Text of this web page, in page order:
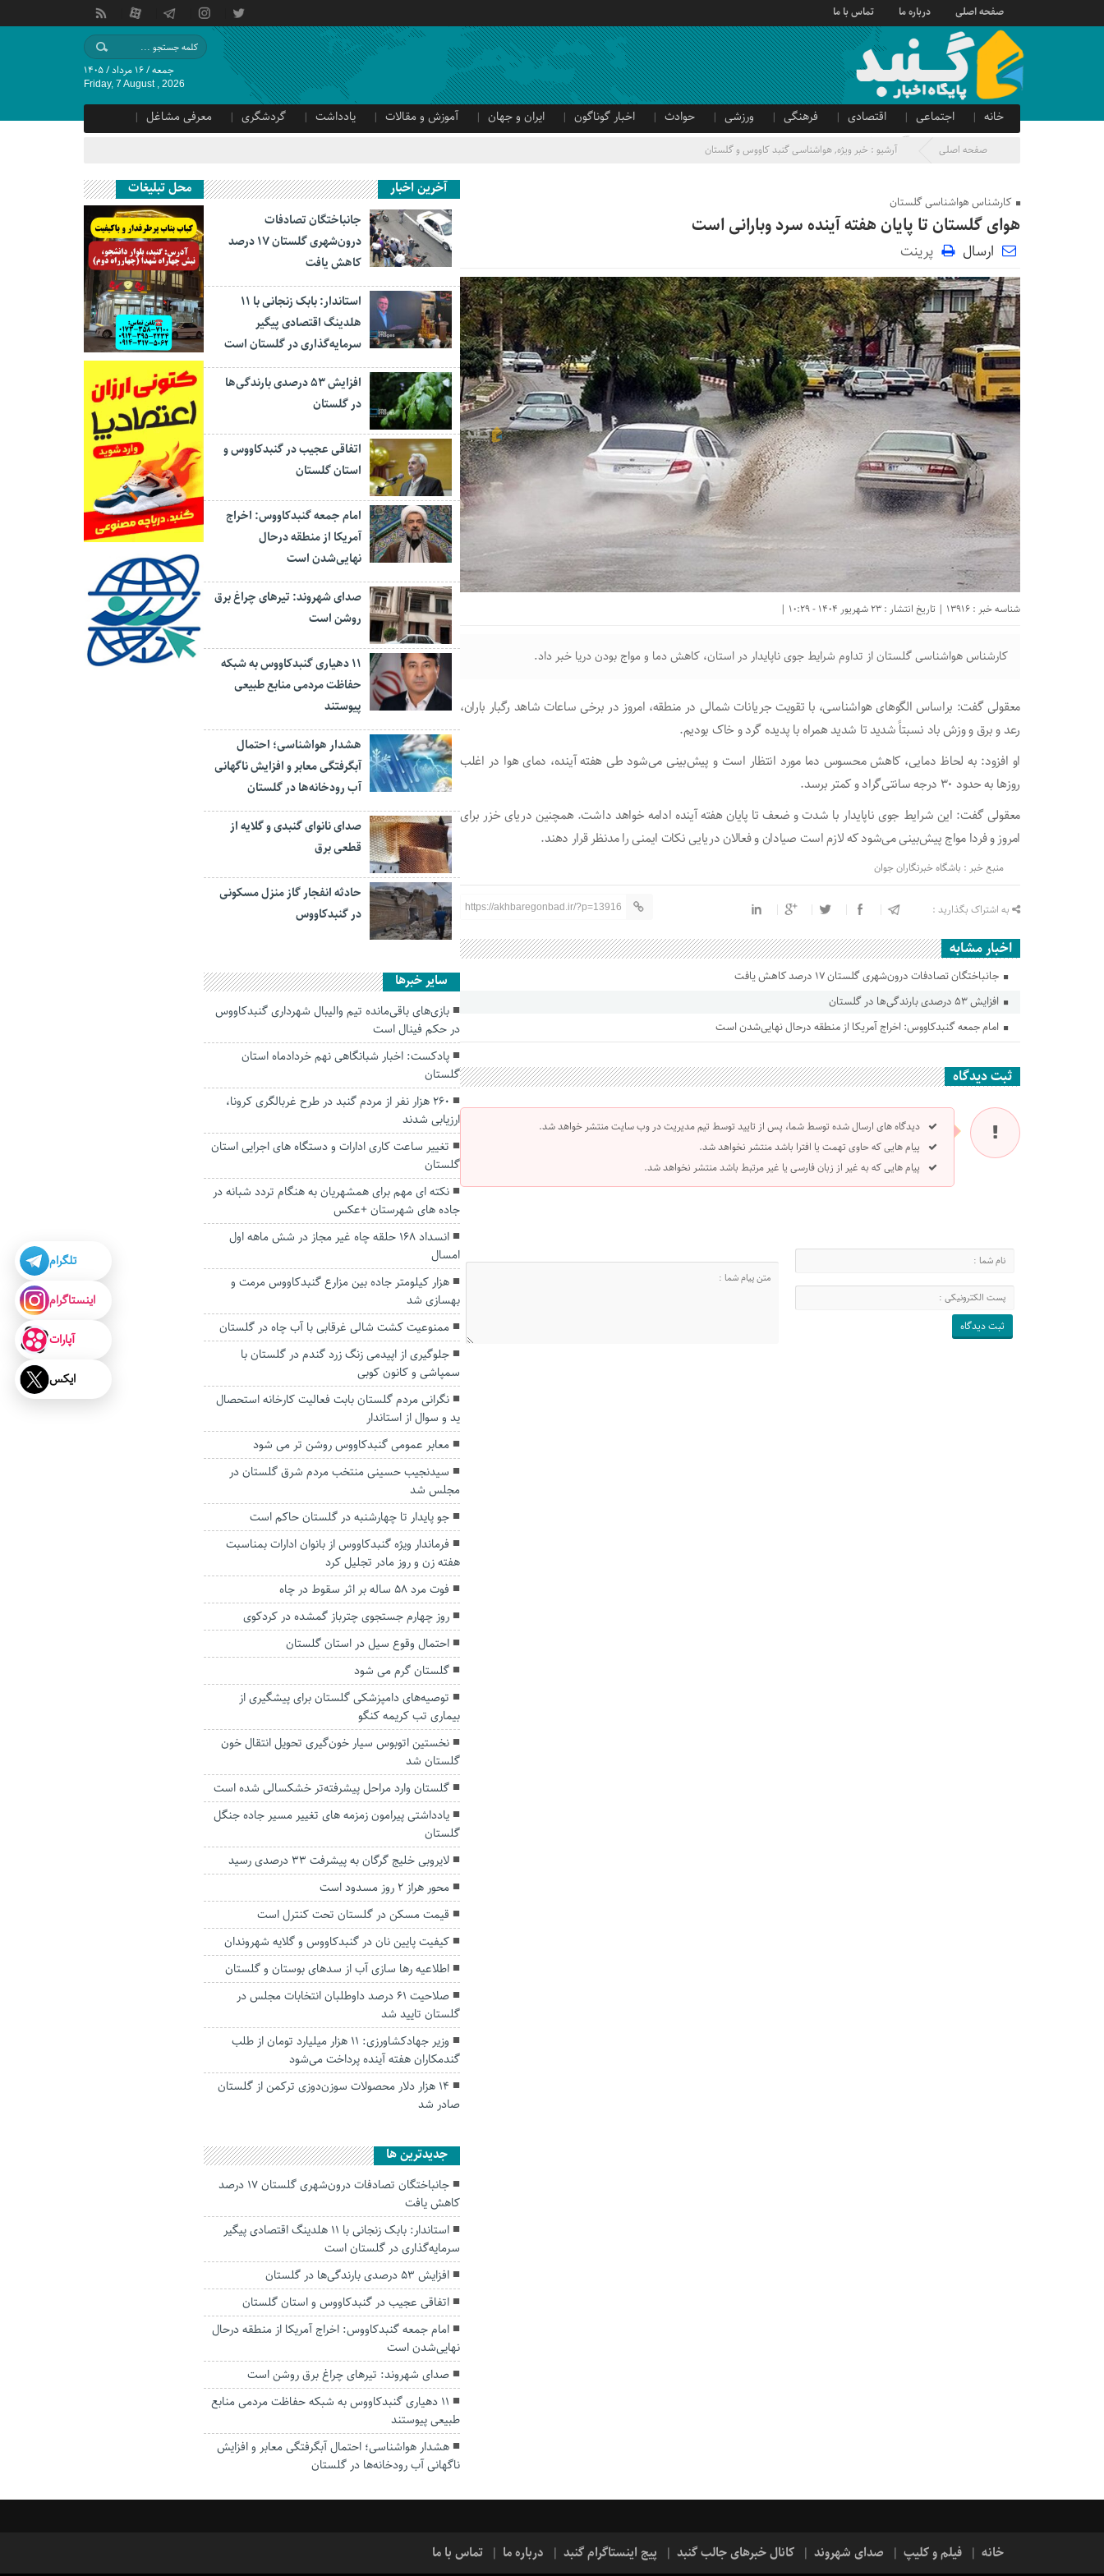
صفحه اصلی درباره ما تماس با ما
جمعه / ۱۶ مرداد / ۱۴۰۵
Friday, 7 August , 2026
خانه اجتماعی اقتصادی فرهنگی ورزشی حوادث اخبار گوناگون ایران و جهان آموزش و مقالات یادداشت گردشگری
معرفی مشاغل
صدای شهروند
آگهی دولتی صفحه اصلی آرشیو :خبر ویژه,هواشناسی گنبد کاووس و گلستان
کارشناس هواشناسی گلستان
هوای گلستان تا پایان هفته آینده سرد وبارانی است
ارسال پرینت
شناسه خبر : 13916 | تاریخ انتشار : 23 شهریور 1404 - 10:29 |
کارشناس هواشناسی گلستان از تداوم شرایط جوی ناپایدار در استان، کاهش دما و مواج بودن دریا خبر داد.
معقولی گفت: براساس الگو‌های هواشناسی، با تقویت جریانات شمالی در منطقه، امروز در برخی ساعات شاهد رگبار باران،
رعد و برق و وزش باد نسبتاً شدید تا شدید همراه با پدیده گرد و خاک بودیم.
او افزود: به لحاظ دمایی، کاهش محسوس دما مورد انتظار است و پیش‌بینی می‌شود طی هفته آینده، دمای هوا در اغلب
روز‌ها به حدود ۳۰ درجه سانتی‌گراد و کمتر برسد.
معقولی گفت: این شرایط جوی ناپایدار با شدت و ضعف تا پایان هفته آینده ادامه خواهد داشت. همچنین دریای خزر برای
امروز و فردا مواج پیش‌بینی می‌شود که لازم است صیادان و فعالان دریایی نکات ایمنی را مدنظر قرار دهند.
منبع خبر : باشگاه خبرنگاران جوان
به اشتراک بگذارید : https://akhbaregonbad.ir/?p=13916
اخبار مشابه
جانباختگان تصادفات درون‌شهری گلستان ۱۷ درصد کاهش یافت
افزایش ۵۳ درصدی بارندگی‌ها در گلستان
امام جمعه گنبدکاووس: اخراج آمریکا از منطقه درحال نهایی‌شدن است
ثبت دیدگاه
دیدگاه های ارسال شده توسط شما، پس از تایید توسط تیم مدیریت در وب سایت منتشر خواهد شد.
پیام هایی که حاوی تهمت یا افترا باشد منتشر نخواهد شد.
پیام هایی که به غیر از زبان فارسی یا غیر مرتبط باشد منتشر نخواهد شد.
آخرین اخبار
جانباختگان تصادفات
درون‌شهری گلستان ۱۷ درصد
کاهش یافت
استاندار: بابک زنجانی با ۱۱
هلدینگ اقتصادی پیگیر
سرمایه‌گذاری در گلستان است
افزایش ۵۳ درصدی بارندگی‌ها
در گلستان
اتفاقی عجیب در‌ گنبدکاووس و
استان گلستان
امام جمعه گنبدکاووس: اخراج
آمریکا از منطقه درحال
نهایی‌شدن است
صدای شهروند: تیرهای چراغ برق
روشن است
۱۱ دهیاری گنبدکاووس به شبکه
حفاظت مردمی منابع طبیعی
پیوستند
هشدار هواشناسی؛ احتمال
آبگرفتگی معابر و افزایش ناگهانی
آب رودخانه‌ها در گلستان
صدای نانوای گنبدی و گلایه از
قطعی برق
حادثه انفجار گاز منزل مسکونی
در گنبدکاووس
سایر خبرها
بازی‌های باقی‌مانده تیم والیبال شهرداری گنبدکاووس
در حکم فینال است
پادکست: اخبار شبانگاهی نهم خردادماه استان
گلستان
۲۶۰ هزار نفر از مردم گنبد در طرح غربالگری کرونا،
ارزیابی شدند
تغییر ساعت کاری ادارات و دستگاه های اجرایی استان
گلستان
نکته ای مهم برای همشهریان به هنگام تردد شبانه در
جاده های شهرستان +عکس
انسداد ۱۶۸ حلقه چاه غیر مجاز در شش ماهه اول
امسال
هزار کیلومتر جاده‌ بین مزارع گنبدکاووس مرمت و
بهسازی شد
ممنوعیت کشت شالی غرقابی با آب چاه در گلستان
جلوگیری از اپیدمی زنگ زرد گندم در گلستان با
سمپاشی و کانون کوبی
نگرانی مردم گلستان بابت فعالیت کارخانه استحصال
ید و سوال از استاندار
معابر عمومی گنبدکاووس روشن تر می شود
سیدنجیب حسینی منتخب مردم شرق گلستان در
مجلس شد
جو پایدار تا چهارشنبه در گلستان حاکم است
فرماندار ویژه گنبدکاووس از بانوان ادارات بمناسبت
هفته زن و روز مادر تجلیل کرد
فوت مرد ۵۸ ساله بر اثر سقوط در چاه
روز چهارم جستجوی چترباز گمشده در کردکوی
احتمال وقوع سیل در استان گلستان
گلستان گرم می شود
توصیه‌های دامپزشکی گلستان برای پیشگیری از
بیماری تب کریمه کنگو
نخستین اتوبوس سیار خون‌گیری تحویل انتقال خون
گلستان شد
گلستان وارد مراحل پیشرفته‌تر خشکسالی شده است
یادداشتی پیرامون زمزمه های‌ تغییر مسیر‌ جاده جنگل
گلستان‌
لایروبی خلیج گرگان به پیشرفت ۳۳ درصدی رسید
محور هراز ۲ روز مسدود است
قیمت مسکن در گلستان تحت کنترل است
کیفیت پایین نان در گنبدکاووس و گلایه شهروندان
اطلاعیه رها سازی آب از سد‌های بوستان و گلستان
صلاحیت ۶۱ درصد داوطلبان انتخابات مجلس در
گلستان تایید شد
وزیر جهادکشاورزی: ۱۱ هزار میلیارد تومان از طلب
گندمکاران هفته آینده پرداخت می‌شود
۱۴ هزار دلار محصولات سوزن‌دوزی ترکمن از گلستان
صادر شد
جديدترين ها
جانباختگان تصادفات درون‌شهری گلستان ۱۷ درصد
کاهش یافت
استاندار: بابک زنجانی با ۱۱ هلدینگ اقتصادی پیگیر
سرمایه‌گذاری در گلستان است
افزایش ۵۳ درصدی بارندگی‌ها در گلستان
اتفاقی عجیب در‌ گنبدکاووس و استان گلستان
امام جمعه گنبدکاووس: اخراج آمریکا از منطقه درحال
نهایی‌شدن است
صدای شهروند: تیرهای چراغ برق روشن است
۱۱ دهیاری گنبدکاووس به شبکه حفاظت مردمی منابع
طبیعی پیوستند
هشدار هواشناسی؛ احتمال آبگرفتگی معابر و افزایش
ناگهانی آب رودخانه‌ها در گلستان
محل تبلیغات
خانه فیلم و کلیپ صدای شهروند کانال خبرهای جالب گنبد پیج اینستاگرام گنبد درباره ما تماس با ما
تلگرام
اینستاگرام
آپارات
ایکس